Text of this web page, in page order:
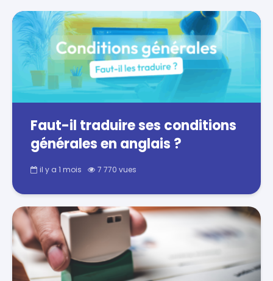
Faut-il traduire ses conditions
générales en anglais ?
il y a 1 mois 7 770 vues